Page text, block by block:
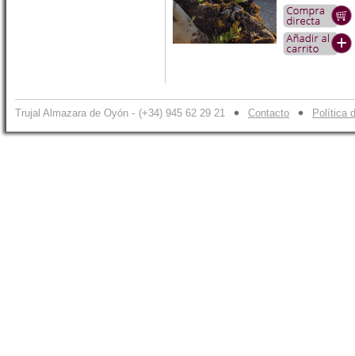
Trujal Almazara de Oyón - (+34) 945 62 29 21 Contacto Política